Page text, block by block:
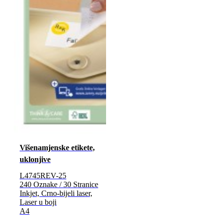
Višenamjenske etikete,
uklonjive
L4745REV-25
240 Oznake / 30 Stranice
Inkjet, Crno-bijeli laser,
Laser u boji
A4